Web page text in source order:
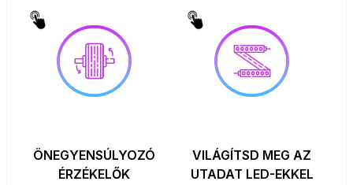
ÖNEGYENSÚLYOZÓ
ÉRZÉKELŐK
VILÁGÍTSD MEG AZ
UTADAT LED-EKKEL